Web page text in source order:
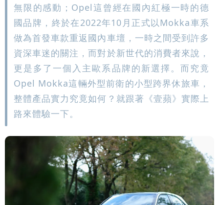
無限的感動；Opel這曾經在國內紅極一時的德
國品牌，終於在2022年10月正式以Mokka車系
做為首發車款重返國內車壇，一時之間受到許多
資深車迷的關注，而對於新世代的消費者來說，
更是多了一個入主歐系品牌的新選擇。而究竟
Opel Mokka這輛外型前衛的小型跨界休旅車，
整體產品實力究竟如何？就跟著《壹蘋》實際上
路來體驗一下。